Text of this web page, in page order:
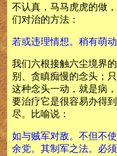
不认真，马马虎虎的做
们对治的方法：
若或违理情想。稍有萌
我们六根接触六尘境界
别、贪瞋痴慢的念头；
这种念头一动，就是病
要治疗它是很容易办得
尽。比喻说：
如与贼军对敌。不但不
余党。其制军之法。必须